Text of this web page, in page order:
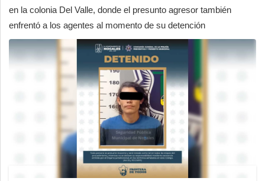
en la colonia Del Valle, donde el presunto agresor también
enfrentó a los agentes al momento de su detención